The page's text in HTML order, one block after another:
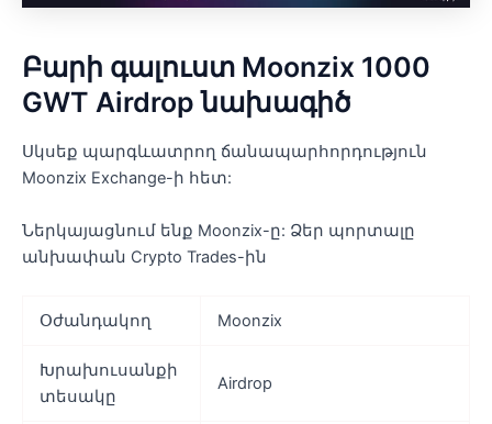
Բարի գալուստ Moonzix 1000
GWT Airdrop նախագիծ
Սկսեք պարգևատրող ճանապարհորդություն
Moonzix Exchange-ի հետ:
Ներկայացնում ենք Moonzix-ը: Ձեր պորտալը
անխափան Crypto Trades-ին
Օժանդակող Moonzix
Խրախուսանքի
տեսակը
Airdrop